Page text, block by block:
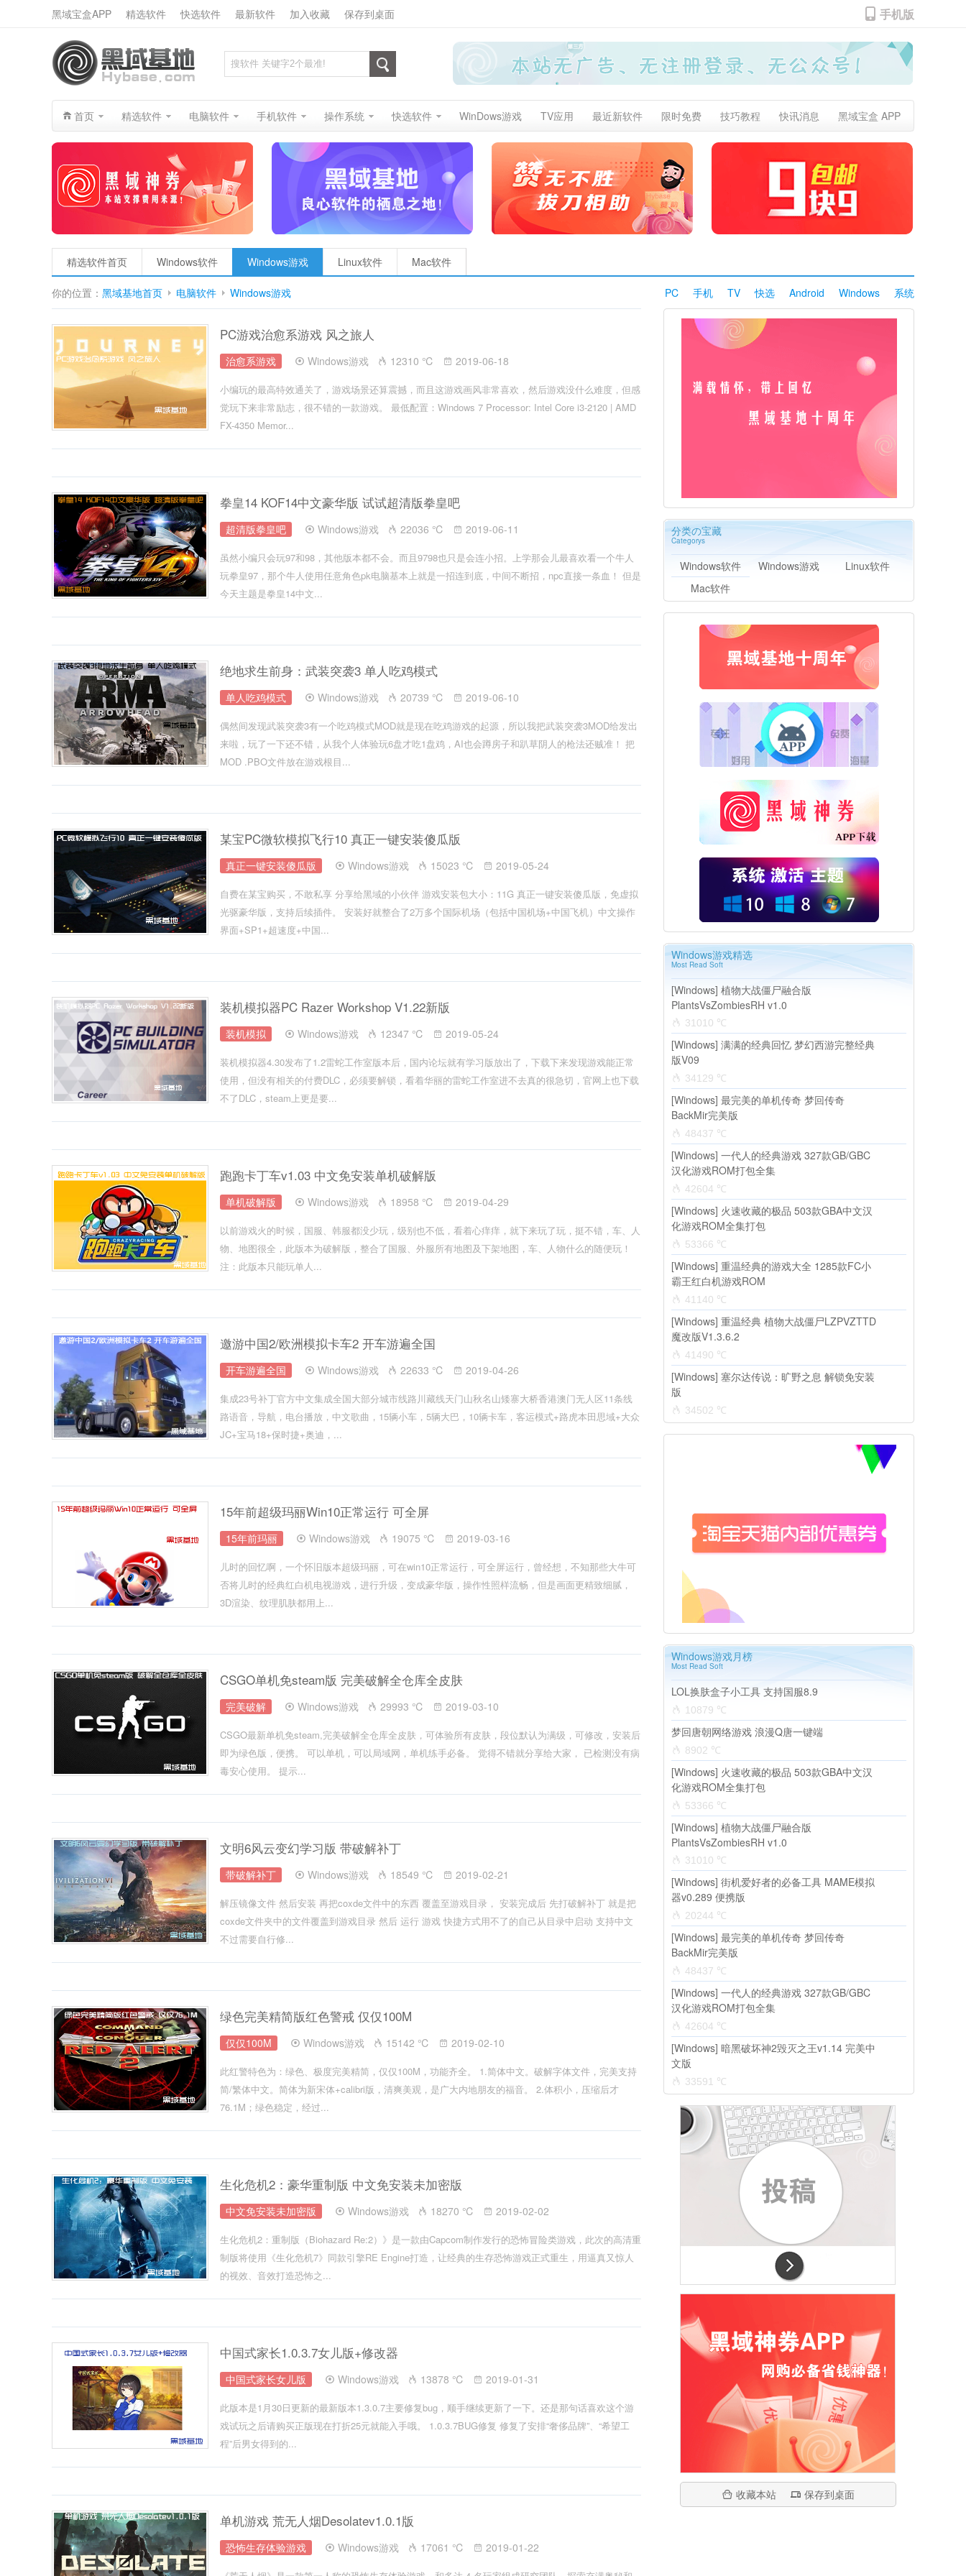
黑域宝盒APP 精选软件 快选软件 最新软件 加入收藏 保存到桌面 手机版
首页 精选软件 电脑软件 手机软件 操作系统 快选软件 WinDows游戏 TV应用 最近新软件 限时免费 技巧教程 快讯消息 黑域宝盒 APP
精选软件首页 Windows软件 Windows游戏 Linux软件 Mac软件
你的位置： 黑域基地首页 电脑软件 Windows游戏 PC 手机 TV 快选 Android Windows 系统
PC游戏治愈系游戏 风之旅人
治愈系游戏 Windows游戏 12310 ℃ 2019-06-18
小编玩的最高特效通关了，游戏场景还算震撼，而且这游戏画风非常喜欢，然后游戏没什么难度，但感
觉玩下来非常励志，很不错的一款游戏。 最低配置：Windows 7 Processor: Intel Core i3-2120 | AMD
FX-4350 Memor...
拳皇14 KOF14中文豪华版 试试超清版拳皇吧
超清版拳皇吧 Windows游戏 22036 ℃ 2019-06-11
虽然小编只会玩97和98，其他版本都不会。而且9798也只是会连小招。上学那会儿最喜欢看一个牛人
玩拳皇97，那个牛人使用任意角色pk电脑基本上就是一招连到底，中间不断招，npc直接一条血！ 但是
今天主题是拳皇14中文...
绝地求生前身：武装突袭3 单人吃鸡模式
单人吃鸡模式 Windows游戏 20739 ℃ 2019-06-10
偶然间发现武装突袭3有一个吃鸡模式MOD就是现在吃鸡游戏的起源，所以我把武装突袭3MOD给发出
来啦，玩了一下还不错，从我个人体验玩6盘才吃1盘鸡，AI也会蹲房子和趴草阴人的枪法还贼准！ 把
MOD .PBO文件放在游戏根目...
某宝PC微软模拟飞行10 真正一键安装傻瓜版
真正一键安装傻瓜版 Windows游戏 15023 ℃ 2019-05-24
自费在某宝购买，不敢私享 分享给黑域的小伙伴 游戏安装包大小：11G 真正一键安装傻瓜版，免虚拟
光驱豪华版，支持后续插件。 安装好就整合了2万多个国际机场（包括中国机场+中国飞机）中文操作
界面+SP1+超速度+中国...
装机模拟器PC Razer Workshop V1.22新版
装机模拟 Windows游戏 12347 ℃ 2019-05-24
装机模拟器4.30发布了1.2雷蛇工作室版本后，国内论坛就有学习版放出了，下载下来发现游戏能正常
使用，但没有相关的付费DLC，必须要解锁，看着华丽的雷蛇工作室进不去真的很急切，官网上也下载
不了DLC，steam上更是要...
跑跑卡丁车v1.03 中文免安装单机破解版
单机破解版 Windows游戏 18958 ℃ 2019-04-29
以前游戏火的时候，国服、韩服都没少玩，级别也不低，看着心痒痒，就下来玩了玩，挺不错，车、人
物、地图很全，此版本为破解版，整合了国服、外服所有地图及下架地图，车、人物什么的随便玩！
注：此版本只能玩单人...
邀游中国2/欧洲模拟卡车2 开车游遍全国
开车游遍全国 Windows游戏 22633 ℃ 2019-04-26
集成23号补丁官方中文集成全国大部分城市线路川藏线天门山秋名山矮寨大桥香港澳门无人区11条线
路语音，导航，电台播放，中文歌曲，15辆小车，5辆大巴，10辆卡车，客运模式+路虎本田思域+大众
JC+宝马18+保时捷+奥迪，...
15年前超级玛丽Win10正常运行 可全屏
15年前玛丽 Windows游戏 19075 ℃ 2019-03-16
儿时的回忆啊，一个怀旧版本超级玛丽，可在win10正常运行，可全屏运行，曾经想，不知那些大牛可
否将儿时的经典红白机电视游戏，进行升级，变成豪华版，操作性照样流畅，但是画面更精致细腻，
3D渲染、纹理肌肤都用上...
CSGO单机免steam版 完美破解全仓库全皮肤
完美破解 Windows游戏 29993 ℃ 2019-03-10
CSGO最新单机免steam,完美破解全仓库全皮肤，可体验所有皮肤，段位默认为满级，可修改，安装后
即为绿色版，便携。 可以单机，可以局域网，单机练手必备。 觉得不错就分享给大家， 已检测没有病
毒安心使用。 提示...
文明6风云变幻学习版 带破解补丁
带破解补丁 Windows游戏 18549 ℃ 2019-02-21
解压镜像文件 然后安装 再把coxde文件中的东西 覆盖至游戏目录， 安装完成后 先打破解补丁 就是把
coxde文件夹中的文件覆盖到游戏目录 然后 运行 游戏 快捷方式用不了的自己从目录中启动 支持中文
不过需要自行修...
绿色完美精简版红色警戒 仅仅100M
仅仅100M Windows游戏 15142 ℃ 2019-02-10
此红警特色为：绿色、极度完美精简，仅仅100M，功能齐全。 1.简体中文。破解字体文件，完美支持
简/繁体中文。简体为新宋体+calibri版，清爽美观，是广大内地朋友的福音。 2.体积小，压缩后才
76.1M；绿色稳定，经过...
生化危机2：豪华重制版 中文免安装未加密版
中文免安装未加密版 Windows游戏 18270 ℃ 2019-02-02
生化危机2：重制版（Biohazard Re:2）》是一款由Capcom制作发行的恐怖冒险类游戏，此次的高清重
制版将使用《生化危机7》同款引擎RE Engine打造，让经典的生存恐怖游戏正式重生，用逼真又惊人
的视效、音效打造恐怖之...
中国式家长1.0.3.7女儿版+修改器
中国式家长女儿版 Windows游戏 13878 ℃ 2019-01-31
此版本是1月30日更新的最新版本1.3.0.7主要修复bug，顺手继续更新了一下。还是那句话喜欢这个游
戏试玩之后请购买正版现在打折25元就能入手哦。 1.0.3.7BUG修复 修复了安排“奢侈品牌”、“希望工
程”后男女得到的...
单机游戏 荒无人烟Desolatev1.0.1版
恐怖生存体验游戏 Windows游戏 17061 ℃ 2019-01-22
分类の宝藏
Categorys
Windows软件 Windows游戏
Linux软件
Mac软件
Windows游戏精选
Most Read Soft
[Windows] 植物大战僵尸融合版
PlantsVsZombiesRH v1.0
31010 ℃
[Windows] 满满的经典回忆 梦幻西游完整经典
版V09
34129 ℃
[Windows] 最完美的单机传奇 梦回传奇
BackMir完美版
48437 ℃
[Windows] 一代人的经典游戏 327款GB/GBC
汉化游戏ROM打包全集
42604 ℃
[Windows] 火速收藏的极品 503款GBA中文汉
化游戏ROM全集打包
53366 ℃
[Windows] 重温经典的游戏大全 1285款FC小
霸王红白机游戏ROM
41140 ℃
[Windows] 重温经典 植物大战僵尸LZPVZTTD
魔改版V1.3.6.2
41490 ℃
[Windows] 塞尔达传说：旷野之息 解锁免安装
版
34502 ℃
Windows游戏月榜
Most Read Soft
LOL换肤盒子小工具 支持国服8.9
10879 ℃
梦回唐朝网络游戏 浪漫Q唐一键端
8902 ℃
[Windows] 火速收藏的极品 503款GBA中文汉
化游戏ROM全集打包
53366 ℃
[Windows] 植物大战僵尸融合版
PlantsVsZombiesRH v1.0
31010 ℃
[Windows] 街机爱好者的必备工具 MAME模拟
器v0.289 便携版
20244 ℃
[Windows] 最完美的单机传奇 梦回传奇
BackMir完美版
48437 ℃
[Windows] 一代人的经典游戏 327款GB/GBC
汉化游戏ROM打包全集
42604 ℃
[Windows] 暗黑破坏神2毁灭之王v1.14 完美中
文版
33591 ℃
收藏本站 保存到桌面